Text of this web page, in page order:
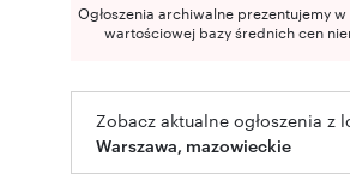
Ogłoszenia archiwalne prezentujemy
wartościowej bazy średnich cen
Zobacz aktualne ogłoszenia z
Warszawa, mazowieckie